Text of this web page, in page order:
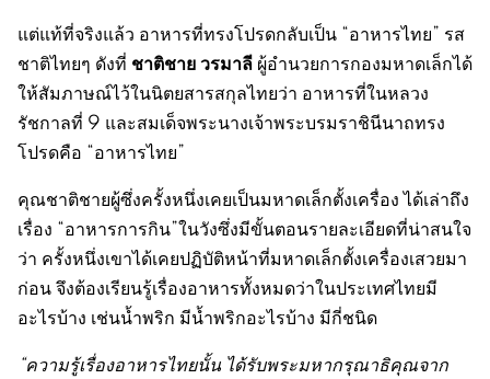
แต่แท้ที่จริงแล้ว อาหารที่ทรงโปรดกลับเป็น “อาหารไทย” รส
ชาติไทยๆ ดังที่ ชาติชาย วรมาลี ผู้อำนวยการกองมหาดเล็กได้
ให้สัมภาษณ์ไว้ในนิตยสารสกุลไทยว่า อาหารที่ในหลวง
รัชกาลที่ 9 และสมเด็จพระนางเจ้าพระบรมราชินีนาถทรง
โปรดคือ “อาหารไทย”
คุณชาติชายผู้ซึ่งครั้งหนึ่งเคยเป็นมหาดเล็กตั้งเครื่อง ได้เล่าถึง
เรื่อง “อาหารการกิน”ในวังซึ่งมีขั้นตอนรายละเอียดที่น่าสนใจ
ว่า ครั้งหนึ่งเขาได้เคยปฏิบัติหน้าที่มหาดเล็กตั้งเครื่องเสวยมา
ก่อน จึงต้องเรียนรู้เรื่องอาหารทั้งหมดว่าในประเทศไทยมี
อะไรบ้าง เช่นน้ำพริก มีน้ำพริกอะไรบ้าง มีกี่ชนิด
“ความรู้เรื่องอาหารไทยนั้น ได้รับพระมหากรุณาธิคุณจาก